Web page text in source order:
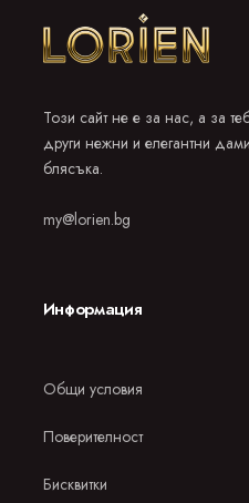
Този сайт не е за нас, а за
други нежни и елегантни
блясъка.
my@lorien.bg
Информация
Общи условия
Поверителност
Бисквитки